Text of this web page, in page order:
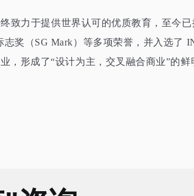
致力于提供世界认可的优质教育，至今已
志奖（SG Mark）等多项荣誉，并入选了
形成了“设计为主，交叉融合商业”的鲜